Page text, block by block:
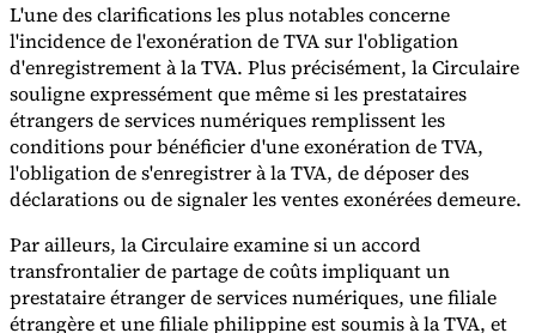
Experts
Nos auteursDevenir contributeurChoisir un expert
L'une des clarifications les plus notables concerne
l'incidence de l'exonération de TVA sur l'obligation
d'enregistrement à la TVA. Plus précisément, la Circulaire
souligne expressément que même si les prestataires
étrangers de services numériques remplissent les
conditions pour bénéficier d'une exonération de TVA,
l'obligation de s'enregistrer à la TVA, de déposer des
déclarations ou de signaler les ventes exonérées demeure.
Par ailleurs, la Circulaire examine si un accord
transfrontalier de partage de coûts impliquant un
prestataire étranger de services numériques, une filiale
étrangère et une filiale philippine est soumis à la TVA, et